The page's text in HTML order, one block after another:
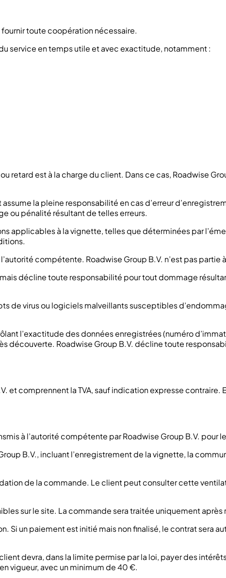
toute coopération nécessaire.
service en temps utile et avec exactitude, notamment :
est à la charge du client. Dans ce cas, Roadwise
la pleine responsabilité en cas d’erreur
ou pénalité résultant de telles erreurs.
applicables à la vignette, telles que déterminées par
compétente. Roadwise Group B.V. n’est pas partie
décline toute responsabilité pour tout dommage
de virus ou logiciels malveillants susceptibles
l’exactitude des données enregistrées (numéro
découverte. Roadwise Group B.V. décline toute
et comprennent la TVA, sauf indication expresse contraire.
à l’autorité compétente par Roadwise Group B.V. pour
B.V., incluant l’enregistrement de la vignette, la
de la commande. Le client peut consulter cette
sur le site. La commande sera traitée uniquement
Si un paiement est initié mais non finalisé, le contrat sera
devra, dans la limite permise par la loi, payer des
vigueur, avec un minimum de 40 €.